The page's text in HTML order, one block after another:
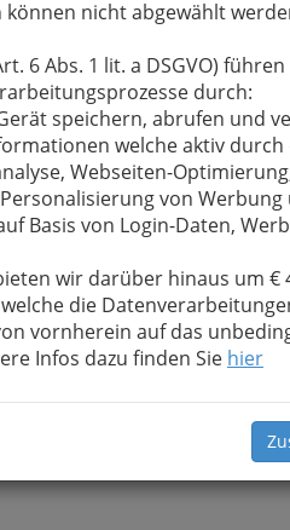
nicht abgewählt
6 Abs. 1 lit. a DSGVO)
durch:
speichern, abrufen und
welche aktiv durch
Webseiten-
von Werbung
Basis von Login-Daten,
wir darüber hinaus um €
die
vornherein auf das
Infos dazu finden Sie hier